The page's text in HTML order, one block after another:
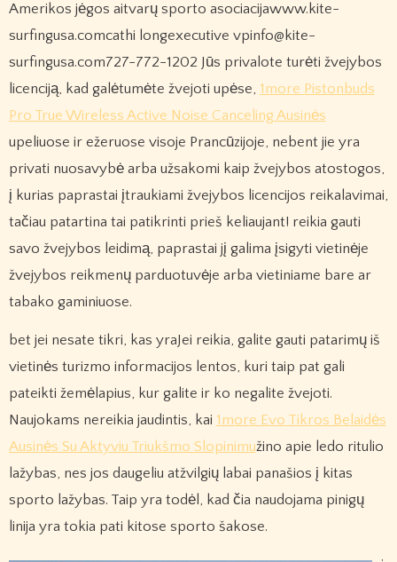
Amerikos jėgos aitvarų sporto asociacijawww.kite-
surfingusa.comcathi longexecutive vpinfo@kite-
surfingusa.com727-772-1202 Jūs privalote turėti žvejybos
licenciją, kad galėtumėte žvejoti upėse, 1more Pistonbuds
Pro True Wireless Active Noise Canceling Ausinės
upeliuose ir ežeruose visoje Prancūzijoje, nebent jie yra
privati ​​nuosavybė arba užsakomi kaip žvejybos atostogos,
į kurias paprastai įtraukiami žvejybos licencijos reikalavimai,
tačiau patartina tai patikrinti prieš keliaujant! reikia gauti
savo žvejybos leidimą, paprastai jį galima įsigyti vietinėje
žvejybos reikmenų parduotuvėje arba vietiniame bare ar
tabako gaminiuose.
bet jei nesate tikri, kas yraJei reikia, galite gauti patarimų iš
vietinės turizmo informacijos lentos, kuri taip pat gali
pateikti žemėlapius, kur galite ir ko negalite žvejoti.
Naujokams nereikia jaudintis, kai 1more Evo Tikros Belaidės
Ausinės Su Aktyviu Triukšmo Slopinimužino apie ledo ritulio
lažybas, nes jos daugeliu atžvilgių labai panašios į kitas
sporto lažybas. Taip yra todėl, kad čia naudojama pinigų
linija yra tokia pati kitose sporto šakose.